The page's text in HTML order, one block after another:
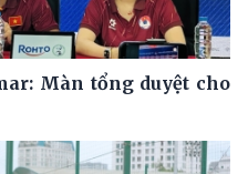
Màn tổng duyệt cho